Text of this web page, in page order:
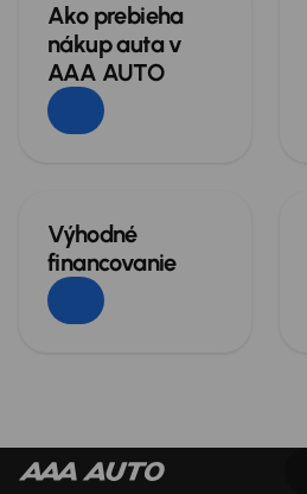
Ako prebieha
nákup auta v
AAA AUTO
Výhodné
financovanie